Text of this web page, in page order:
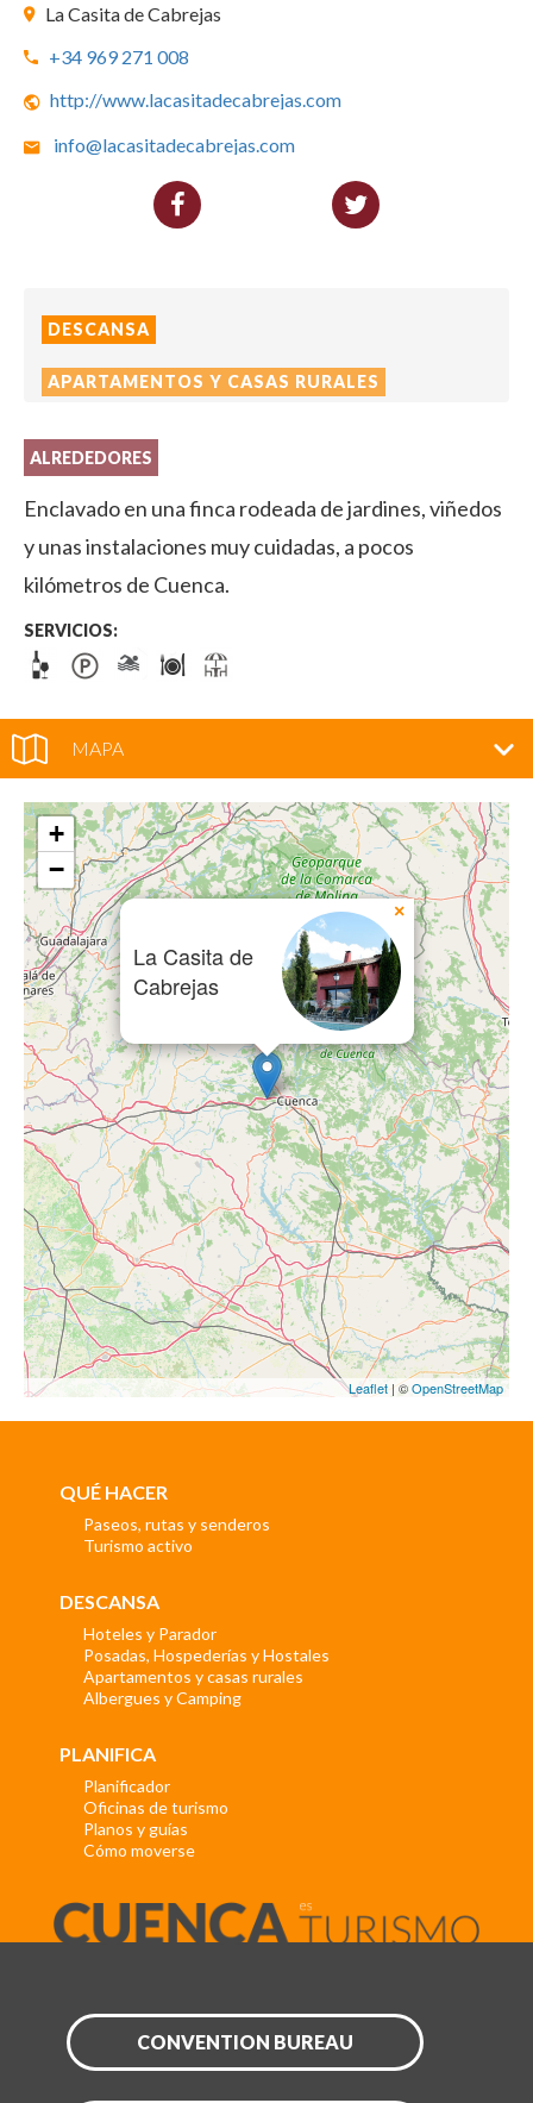
La Casita de Cabrejas
+34 969 271 008
http://www.lacasitadecabrejas.com
info@lacasitadecabrejas.com
DESCANSA
APARTAMENTOS Y CASAS RURALES
ALREDEDORES
Enclavado en una finca rodeada de jardines, viñedos
y unas instalaciones muy cuidadas, a pocos
kilómetros de Cuenca.
SERVICIOS:
MAPA
La Casita de
Cabrejas
×
+
−
Leaflet| ©OpenStreetMap
QUÉ HACER
Paseos, rutas y senderos
Turismo activo
DESCANSA
Hoteles y Parador
Posadas, Hospederías y Hostales
Apartamentos y casas rurales
Albergues y Camping
PLANIFICA
Planificador
Oficinas de turismo
Planos y guías
Cómo moverse
CONVENTION BUREAU